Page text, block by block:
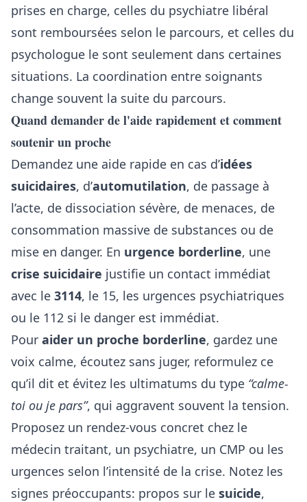
prises en charge, celles du psychiatre libéral
sont remboursées selon le parcours, et celles du
psychologue le sont seulement dans certaines
situations. La coordination entre soignants
change souvent la suite du parcours.
Quand demander de l'aide rapidement et comment
soutenir un proche
Demandez une aide rapide en cas d’idées
suicidaires, d’automutilation, de passage à
l’acte, de dissociation sévère, de menaces, de
consommation massive de substances ou de
mise en danger. En urgence borderline, une
crise suicidaire justifie un contact immédiat
avec le 3114, le 15, les urgences psychiatriques
ou le 112 si le danger est immédiat.
Pour aider un proche borderline, gardez une
voix calme, écoutez sans juger, reformulez ce
qu’il dit et évitez les ultimatums du type “calme-
toi ou je pars”, qui aggravent souvent la tension.
Proposez un rendez-vous concret chez le
médecin traitant, un psychiatre, un CMP ou les
urgences selon l’intensité de la crise. Notez les
signes préoccupants: propos sur le suicide,